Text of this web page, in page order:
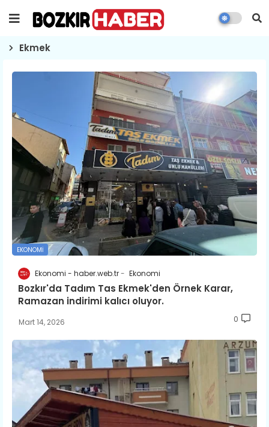
Ekmek
EKONOMI
Ekonomi - haber.web.tr Ekonomi
Bozkır'da Tadım Tas Ekmek'den Örnek Karar,
Ramazan indirimi kalıcı oluyor.
Mart 14, 2026 0